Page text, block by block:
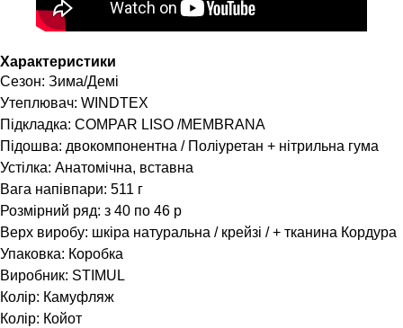
Характеристики
Сезон: Зима/Демі
Утеплювач: WINDTEX
Підкладка: COMPAR LISO /MEMBRANA
Підошва: двокомпонентна / Поліуретан + нітрильна гума
Устілка: Анатомічна, вставна
Вага напівпари: 511 г
Розмірний ряд: з 40 по 46 р
Верх виробу: шкіра натуральна / крейзі / + тканина Кордура
Упаковка: Коробка
Виробник: STIMUL
Колір: Камуфляж
Колір: Койот